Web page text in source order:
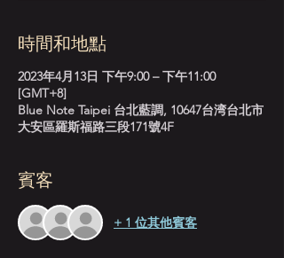
時間和地點
2023年4月13日 下午9:00 – 下午11:00
[GMT+8]
Blue Note Taipei 台北藍調, 10647台湾台北市
大安區羅斯福路三段171號4F
賓客
+ 1 位其他賓客